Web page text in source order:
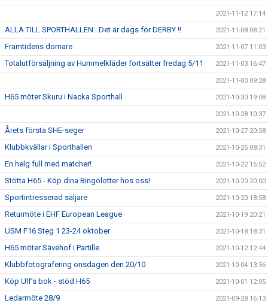
2021-11-12 17:14
ALLA TILL SPORTHALLEN...Det är dags för DERBY !! 2021-11-08 08:21
Framtidens domare 2021-11-07 11:03
Totalutförsäljning av Hummelkläder fortsätter fredag 5/11 2021-11-03 16:47
2021-11-03 09:28
H65 möter Skuru i Nacka Sporthall 2021-10-30 19:08
2021-10-28 10:37
Årets första SHE-seger 2021-10-27 20:58
Klubbkvällar i Sporthallen 2021-10-25 08:31
En helg full med matcher! 2021-10-22 15:52
Stötta H65 - Köp dina Bingolotter hos oss! 2021-10-20 20:00
Sportintresserad säljare 2021-10-20 18:58
Returmöte i EHF European League 2021-10-19 20:21
USM F16 Steg 1 23-24 oktober 2021-10-18 18:31
H65 möter Sävehof i Partille 2021-10-12 12:44
Klubbfotografering onsdagen den 20/10 2021-10-04 13:56
Köp Ulf’s bok - stöd H65 2021-10-01 12:05
Ledarmöte 28/9 2021-09-28 16:13